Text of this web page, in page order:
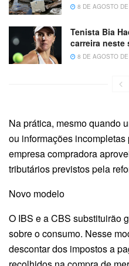
8 DE AGOSTO
Tenista Bia
carreira neste
8 DE AGOSTO
Na prática, mesmo quando
ou informações
empresa compradora
tributários previstos pela
Novo modelo
O IBS e a CBS substituirão
sobre o consumo. Nesse
descontar dos impostos a